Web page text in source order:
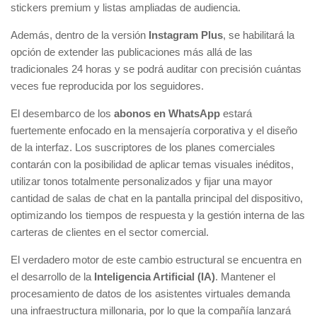
stickers premium y listas ampliadas de audiencia.
Además, dentro de la versión Instagram Plus, se habilitará la
opción de extender las publicaciones más allá de las
tradicionales 24 horas y se podrá auditar con precisión cuántas
veces fue reproducida por los seguidores.
El desembarco de los abonos en WhatsApp estará
fuertemente enfocado en la mensajería corporativa y el diseño
de la interfaz. Los suscriptores de los planes comerciales
contarán con la posibilidad de aplicar temas visuales inéditos,
utilizar tonos totalmente personalizados y fijar una mayor
cantidad de salas de chat en la pantalla principal del dispositivo,
optimizando los tiempos de respuesta y la gestión interna de las
carteras de clientes en el sector comercial.
El verdadero motor de este cambio estructural se encuentra en
el desarrollo de la Inteligencia Artificial (IA). Mantener el
procesamiento de datos de los asistentes virtuales demanda
una infraestructura millonaria, por lo que la compañía lanzará